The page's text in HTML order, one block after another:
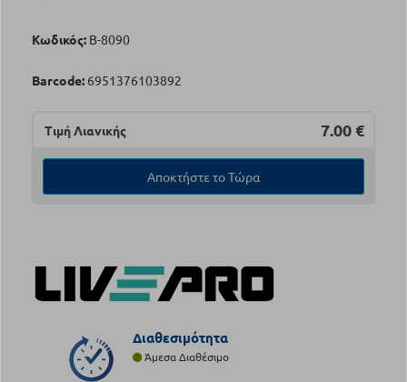
Κωδικός: Β-8090
Barcode: 6951376103892
Τιμή Λιανικής 7.00 €
Αποκτήστε το Τώρα
Διαθεσιμότητα
Άμεσα Διαθέσιμο